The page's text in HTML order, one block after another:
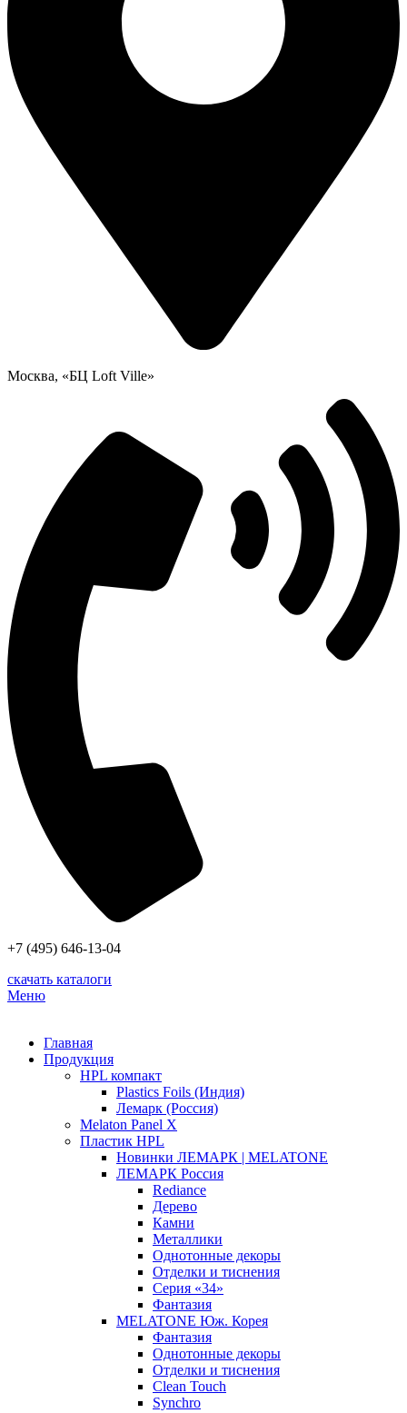
Москва, «БЦ Loft Ville»
+7 (495) 646-13-04
скачать каталоги
Меню
Главная
Продукция
HPL компакт
Plastics Foils (Индия)
Лемарк (Россия)
Melaton Panel X
Пластик HPL
Новинки ЛЕМАРК | MELATONE
ЛЕМАРК Россия
Rediance
Дерево
Камни
Металлики
Однотонные декоры
Отделки и тиснения
Серия «34»
Фантазия
MELATONE Юж. Корея
Фантазия
Однотонные декоры
Отделки и тиснения
Clean Touch
Synchro